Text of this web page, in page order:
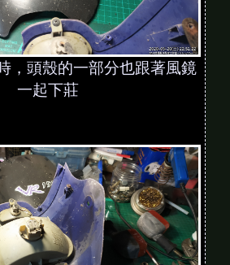
，頭殼的一部分也跟著風鏡
一起下莊